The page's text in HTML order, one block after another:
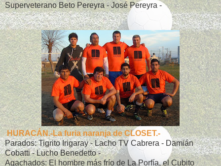
Superveterano Beto Pereyra - José Pereyra -
HURACÁN.-La furia naranja de CLOSET.-
Parados: Tigrito Irigaray - Lacho TV Cabrera - Damián
Cobatti - Lucho Benedetto -
Agachados: El hombre más frío de La Porfía, el Cubito